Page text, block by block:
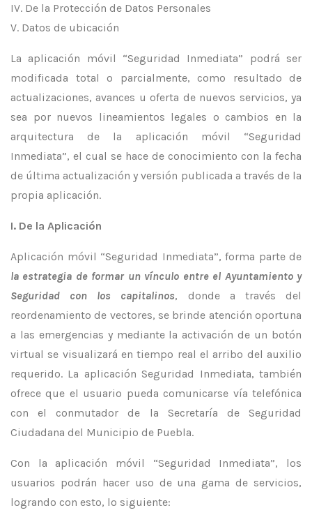
IV. De la Protección de Datos Personales
V. Datos de ubicación
La aplicación móvil “Seguridad Inmediata” podrá ser
modificada total o parcialmente, como resultado de
actualizaciones, avances u oferta de nuevos servicios, ya
sea por nuevos lineamientos legales o cambios en la
arquitectura de la aplicación móvil “Seguridad
Inmediata”, el cual se hace de conocimiento con la fecha
de última actualización y versión publicada a través de la
propia aplicación.
I. De la Aplicación
Aplicación móvil “Seguridad Inmediata”, forma parte de
la estrategia de formar un vínculo entre el Ayuntamiento y
Seguridad con los capitalinos, donde a través del
reordenamiento de vectores, se brinde atención oportuna
a las emergencias y mediante la activación de un botón
virtual se visualizará en tiempo real el arribo del auxilio
requerido. La aplicación Seguridad Inmediata, también
ofrece que el usuario pueda comunicarse vía telefónica
con el conmutador de la Secretaría de Seguridad
Ciudadana del Municipio de Puebla.
Con la aplicación móvil “Seguridad Inmediata”, los
usuarios podrán hacer uso de una gama de servicios,
logrando con esto, lo siguiente: